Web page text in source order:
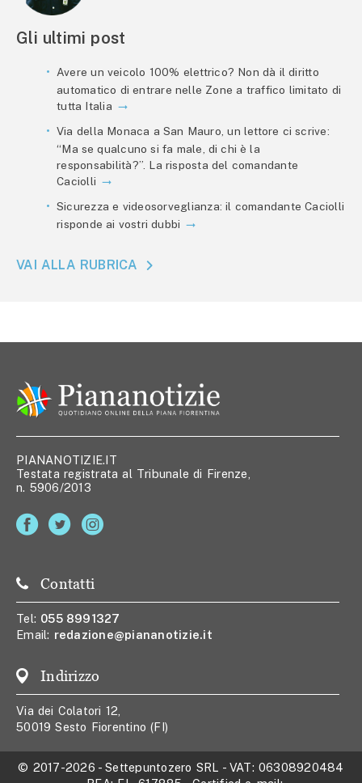
Gli ultimi post
Avere un veicolo 100% elettrico? Non dà il diritto
automatico di entrare nelle Zone a traffico limitato di
tutta Italia
Via della Monaca a San Mauro, un lettore ci scrive:
“Ma se qualcuno si fa male, di chi è la
responsabilità?”. La risposta del comandante
Caciolli
Sicurezza e videosorveglianza: il comandante Caciolli
risponde ai vostri dubbi
VAI ALLA RUBRICA
PIANANOTIZIE.IT
Testata registrata al Tribunale di Firenze,
n. 5906/2013
Contatti
Tel: 055 8991327
Email: redazione@piananotizie.it
Indirizzo
Via dei Colatori 12,
50019 Sesto Fiorentino (FI)
© 2017-2026 -Settepuntozero SRL - VAT: 06308920484